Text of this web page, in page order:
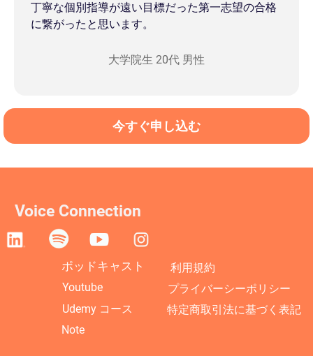
丁寧な個別指導が遠い目標だった第一志望の合格
に繋がったと思います。
大学院生 20代 男性
今すぐ申し込む
Voice Connection
ポッドキャスト
Youtube
Udemy コース
Note
利用規約
プライバーシーポリシー
特定商取引法に基づく表記